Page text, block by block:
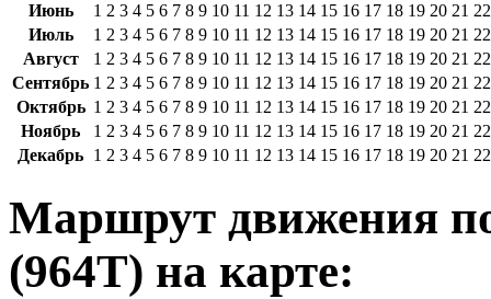
Июнь
1 2 3 4 5 6 7 8 9 10 11 12 13 14 15 16 17 18 19 20 21 22
Июль
1 2 3 4 5 6 7 8 9 10 11 12 13 14 15 16 17 18 19 20 21 22
Август
1 2 3 4 5 6 7 8 9 10 11 12 13 14 15 16 17 18 19 20 21 22
Сентябрь 1 2 3 4 5 6 7 8 9 10 11 12 13 14 15 16 17 18 19 20 21 22
Октябрь 1 2 3 4 5 6 7 8 9 10 11 12 13 14 15 16 17 18 19 20 21 22
Ноябрь
1 2 3 4 5 6 7 8 9 10 11 12 13 14 15 16 17 18 19 20 21 22
Декабрь 1 2 3 4 5 6 7 8 9 10 11 12 13 14 15 16 17 18 19 20 21 22
Маршрут движения
(964Т) на карте: